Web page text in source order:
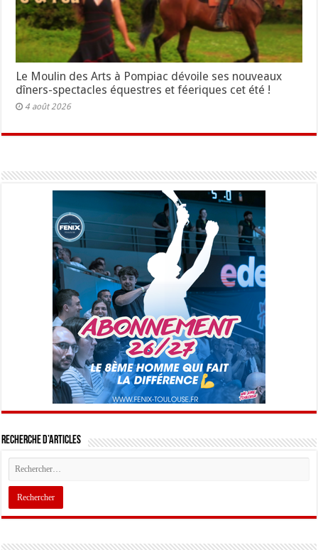
Le Moulin des Arts à Pompiac dévoile ses nouveaux
dîners-spectacles équestres et féeriques cet été !
4 août 2026
Recherche d’articles